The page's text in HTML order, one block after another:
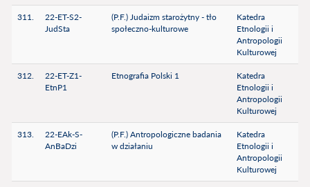
311.
22-ET-S2-
JudSta
(P.F.) Judaizm starożytny - tło
społeczno-kulturowe
Katedra
Etnologii i
Antropologii
Kulturowej
312.
22-ET-Z1-
EtnP1
Etnografia Polski 1
Katedra
Etnologii i
Antropologii
Kulturowej
313.
22-EAk-S-
AnBaDzi
(P.F.) Antropologiczne badania
w działaniu
Katedra
Etnologii i
Antropologii
Kulturowej